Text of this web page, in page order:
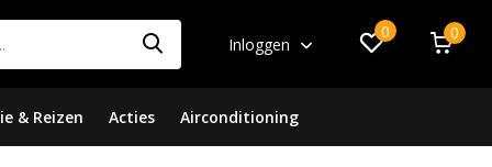
Inloggen
0 0
& Reizen Acties Airconditioning